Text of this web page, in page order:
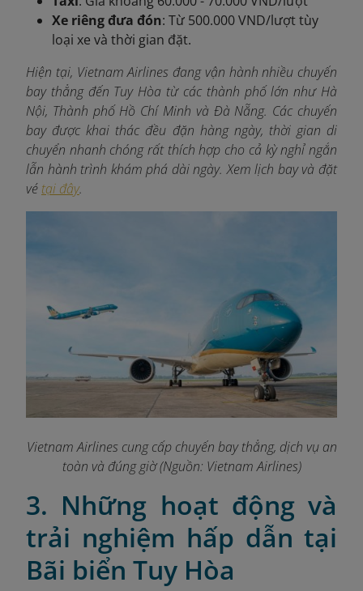
Xe riêng đưa đón: Từ 500.000 VND/lượt tùy
loại xe và thời gian đặt.
Hiện tại, Vietnam Airlines đang vận hành nhiều chuyến
bay thẳng đến Tuy Hòa từ các thành phố lớn như Hà
Nội, Thành phố Hồ Chí Minh và Đà Nẵng. Các chuyến
bay được khai thác đều đặn hàng ngày, thời gian di
chuyển nhanh chóng rất thích hợp cho cả kỳ nghỉ ngắn
lẫn hành trình khám phá dài ngày. Xem lịch bay và đặt
vé tại đây.
Vietnam Airlines cung cấp chuyến bay thẳng, dịch vụ an
toàn và đúng giờ (Nguồn: Vietnam Airlines)
3. Những hoạt động và
trải nghiệm hấp dẫn tại
Bãi biển Tuy Hòa